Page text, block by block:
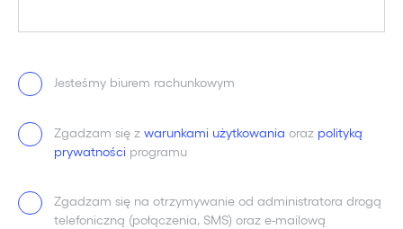
Jesteśmy biurem rachunkowym
Zgadzam się z warunkami użytkowania oraz polityką
prywatności programu
Zgadzam się na otrzymywanie od administratora drogą
telefoniczną (połączenia, SMS) oraz e-mailową